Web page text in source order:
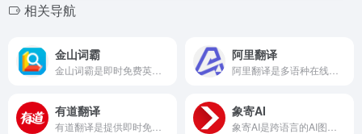
相关导航
金山词霸 阿里翻译
有道翻译 象寄AI